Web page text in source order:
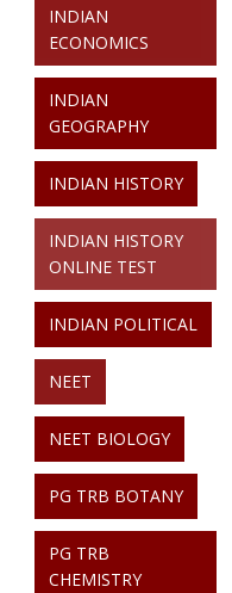
INDIAN
ECONOMICS
INDIAN
GEOGRAPHY
INDIAN HISTORY
INDIAN HISTORY
ONLINE TEST
INDIAN POLITICAL
NEET
NEET BIOLOGY
PG TRB BOTANY
PG TRB
CHEMISTRY